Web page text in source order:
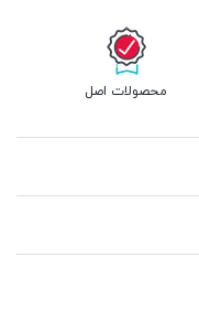
محصولات اصل